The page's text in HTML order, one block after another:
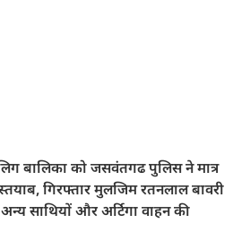
बालिका को जसवंतगढ पुलिस ने मात्र
गिरफ्तार मुलजिम रतनलाल बावरी
साथियों और अर्टिगा वाहन की